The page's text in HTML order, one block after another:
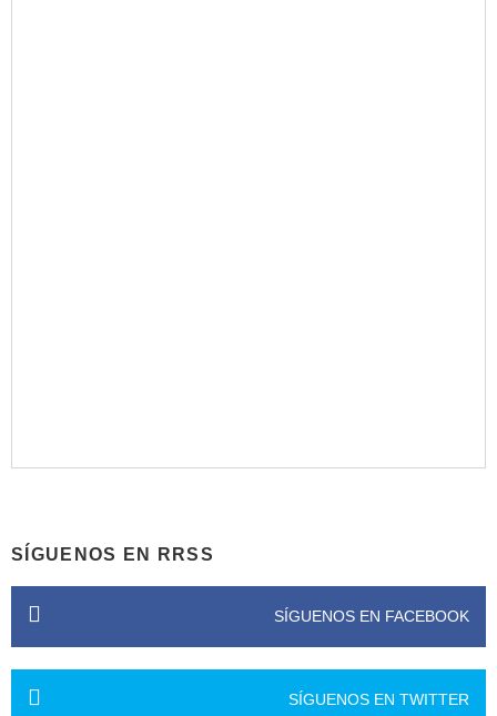
SÍGUENOS EN RRSS
SÍGUENOS EN FACEBOOK
SÍGUENOS EN TWITTER